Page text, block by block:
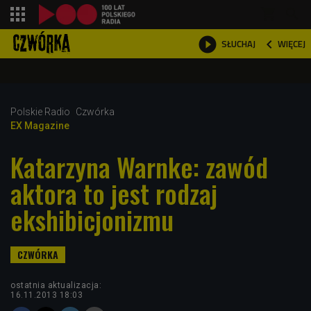
 SŁUCHAJ  WIĘCEJ

Polskie Radio
Czwórka
EX Magazine
Katarzyna Warnke: zawód
aktora to jest rodzaj
ekshibicjonizmu
ostatnia aktualizacja:
16.11.2013 18:03